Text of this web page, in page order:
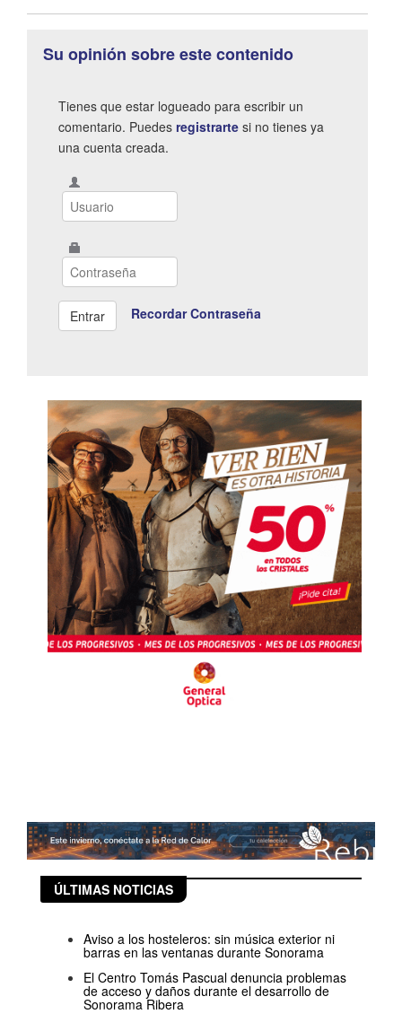
Su opinión sobre este contenido
Tienes que estar logueado para escribir un
comentario. Puedes registrarte si no tienes ya
una cuenta creada.
Recordar Contraseña
ÚLTIMAS NOTICIAS
Aviso a los hosteleros: sin música exterior ni
barras en las ventanas durante Sonorama
El Centro Tomás Pascual denuncia problemas
de acceso y daños durante el desarrollo de
Sonorama Ribera